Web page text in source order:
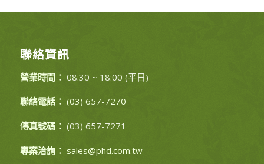
聯絡資訊
營業時間： 08:30 ~ 18:00 (平日)
聯絡電話： (03) 657-7270
傳真號碼： (03) 657-7271
專案洽詢： sales@phd.com.tw